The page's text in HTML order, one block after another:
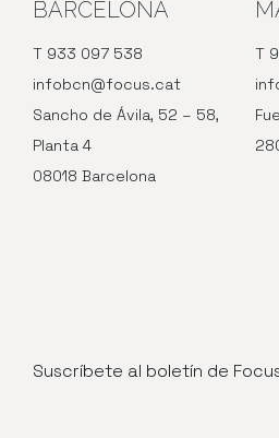
BARCELONA
T 933 097 538
infobcn@focus.cat
Sancho de Ávila, 52 – 58,
Planta 4
08018 Barcelona
T
Suscríbete al boletín de